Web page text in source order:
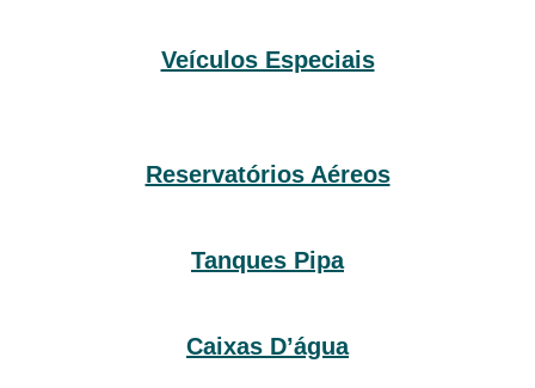
Veículos Especiais
Reservatórios Aéreos
Tanques Pipa
Caixas D’água